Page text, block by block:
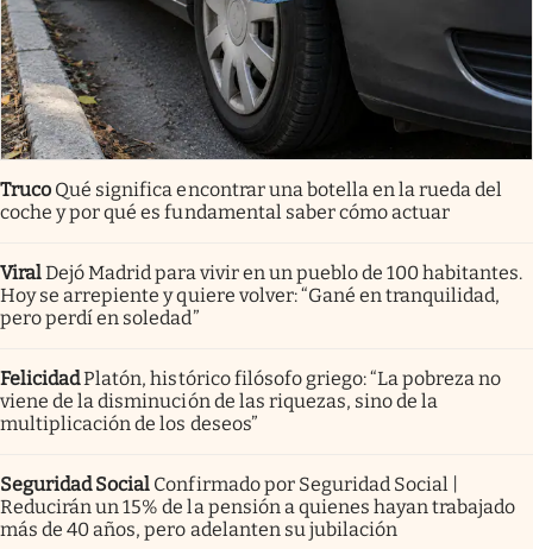
Truco Qué significa encontrar una botella en la rueda del
coche y por qué es fundamental saber cómo actuar
ViralDejó Madrid para vivir en un pueblo de 100 habitantes.
Hoy se arrepiente y quiere volver: “Gané en tranquilidad,
pero perdí en soledad”
FelicidadPlatón, histórico filósofo griego: “La pobreza no
viene de la disminución de las riquezas, sino de la
multiplicación de los deseos”
Seguridad Social Confirmado por Seguridad Social |
Reducirán un 15% de la pensión a quienes hayan trabajado
más de 40 años, pero adelanten su jubilación